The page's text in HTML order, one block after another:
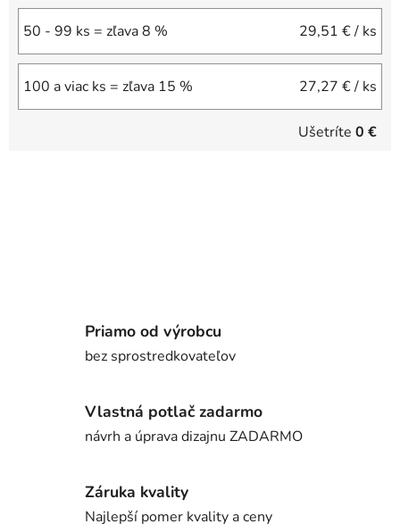
50 - 99 ks = zľava 8 % 29,51 €/ ks
100 a viac ks = zľava 15 % 27,27 €/ ks
Ušetríte 0 €
Priamo od výrobcu
bez sprostredkovateľov
Vlastná potlač zadarmo
návrh a úprava dizajnu ZADARMO
Záruka kvality
Najlepší pomer kvality a ceny